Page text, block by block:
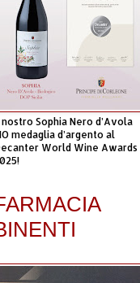
Sophia Nero d’Avola
medaglia d’argento al
World Wine Awards